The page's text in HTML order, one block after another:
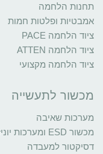
תחנות הלחמה
אמבטיות ופלטות חמות
ציוד הלחמה PACE
ציוד הלחמה ATTEN
ציוד הלחמה מקצועי
מכשור לתעשייה
מערכות שאיבה
מכשור ESD ומערכות יוניזציה
דסיקטור למעבדה